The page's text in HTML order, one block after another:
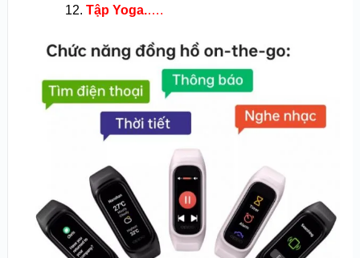
Tập Yoga.….